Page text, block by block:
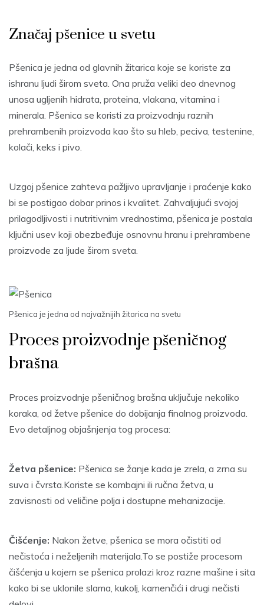
Značaj pšenice u svetu
Pšenica je jedna od glavnih žitarica koje se koriste za
ishranu ljudi širom sveta. Ona pruža veliki deo dnevnog
unosa ugljenih hidrata, proteina, vlakana, vitamina i
minerala. Pšenica se koristi za proizvodnju raznih
prehrambenih proizvoda kao što su hleb, peciva, testenine,
kolači, keks i pivo.
Uzgoj pšenice zahteva pažljivo upravljanje i praćenje kako
bi se postigao dobar prinos i kvalitet. Zahvaljujući svojoj
prilagodljivosti i nutritivnim vrednostima, pšenica je postala
ključni usev koji obezbeđuje osnovnu hranu i prehrambene
proizvode za ljude širom sveta.
Pšenica je jedna od najvažnijih žitarica na svetu
Proces proizvodnje pšeničnog
brašna
Proces proizvodnje pšeničnog brašna uključuje nekoliko
koraka, od žetve pšenice do dobijanja finalnog proizvoda.
Evo detaljnog objašnjenja tog procesa:
Žetva pšenice: Pšenica se žanje kada je zrela, a zrna su
suva i čvrsta.Koriste se kombajni ili ručna žetva, u
zavisnosti od veličine polja i dostupne mehanizacije.
Čišćenje: Nakon žetve, pšenica se mora očistiti od
nečistoća i neželjenih materijala.To se postiže procesom
čišćenja u kojem se pšenica prolazi kroz razne mašine i sita
kako bi se uklonile slama, kukolj, kamenčići i drugi nečisti